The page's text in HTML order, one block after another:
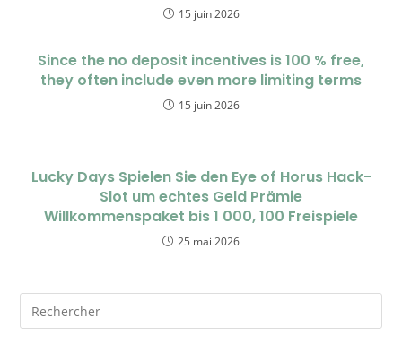
15 juin 2026
Since the no deposit incentives is 100 % free,
they often include even more limiting terms
15 juin 2026
Lucky Days Spielen Sie den Eye of Horus Hack-
Slot um echtes Geld Prämie
Willkommenspaket bis 1 000, 100 Freispiele
25 mai 2026